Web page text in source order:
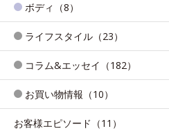
ボディ（8）
ライフスタイル（23）
コラム&エッセイ（182）
お買い物情報（10）
お客様エピソード（11）